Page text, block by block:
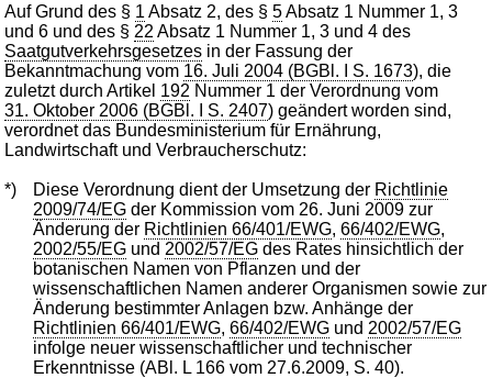
Auf Grund des § 1 Absatz 2, des §5Absatz 1 Nummer 1, 3
und 6 und des § 22 Absatz 1 Nummer 1, 3 und 4 des
Saatgutverkehrsgesetzes in der Fassung der
Bekanntmachung vom 16. Juli 2004 (BGBl. I S. 1673), die
zuletzt durch Artikel 192 Nummer 1 der Verordnung vom
31. Oktober 2006 (BGBl. I S. 2407) geändert worden sind,
verordnet das Bundesministerium für Ernährung,
Landwirtschaft und Verbraucherschutz:
*) Diese Verordnung dient der Umsetzung der Richtlinie
2009/74/EG der Kommission vom 26. Juni 2009 zur
Änderung der Richtlinien 66/401/EWG,66/402/EWG,
2002/55/EG und 2002/57/EG des Rates hinsichtlich der
botanischen Namen von Pflanzen und der
wissenschaftlichen Namen anderer Organismen sowie zur
Änderung bestimmter Anlagen bzw. Anhänge der
Richtlinien 66/401/EWG,66/402/EWG und 2002/57/EG
infolge neuer wissenschaftlicher und technischer
Erkenntnisse (ABl. L 166 vom 27.6.2009, S. 40).